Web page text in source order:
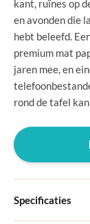
kant, ruïnes op
en avonden die
hebt beleefd.
premium mat
jaren mee, en
rond de tafel
Specificaties